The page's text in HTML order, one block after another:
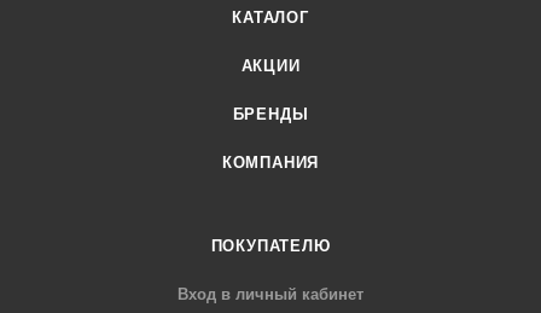
КАТАЛОГ
АКЦИИ
БРЕНДЫ
КОМПАНИЯ
ПОКУПАТЕЛЮ
Вход в личный кабинет